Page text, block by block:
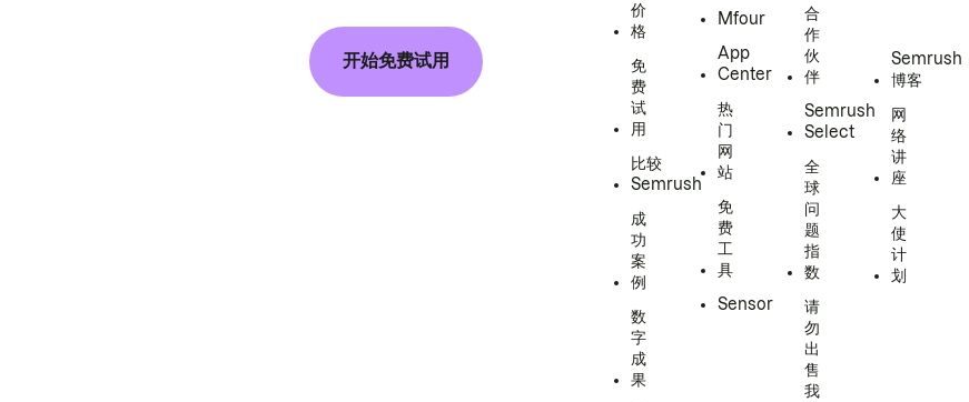
开始免费试用
价
格
免
费
试
用
比较
Semrush
成
功
案
例
数
字
成
果
Mfour
App
Center
热
门
网
站
免
费
工
具
Sensor
合
作
伙
伴
Semrush
Select
全
球
问
题
指
数
请
勿
出
售
我
Semrush
博客
网
络
讲
座
大
使
计
划